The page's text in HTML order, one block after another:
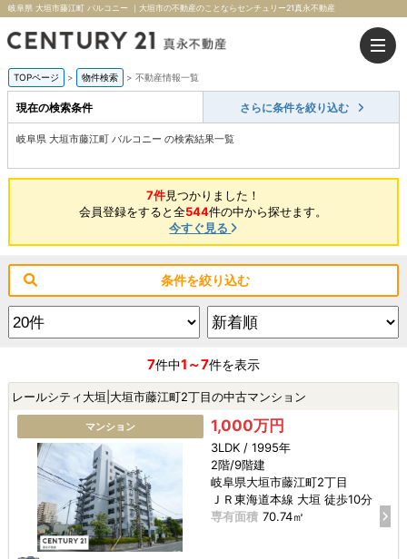
岐阜県 大垣市藤江町 バルコニー ｜大垣市の不動産のことならセンチュリー21真永不動産
TOPページ > 物件検索 > 不動産情報一覧
現在の検索条件 さらに条件を絞り込む
岐阜県 大垣市藤江町 バルコニー の検索結果一覧
7件見つかりました！
会員登録をすると全544件の中から探せます。
今すぐ見る
条件を絞り込む
7件中1～7件を表示
レールシティ大垣|大垣市藤江町2丁目の中古マンション
マンション 1,000万円
3LDK / 1995年
2階/9階建
岐阜県大垣市藤江町2丁目
ＪＲ東海道本線 大垣 徒歩10分
専有面積 70.74㎡